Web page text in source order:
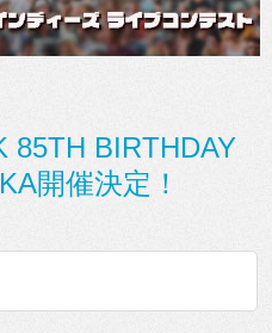
85TH BIRTHDAY
開催決定！